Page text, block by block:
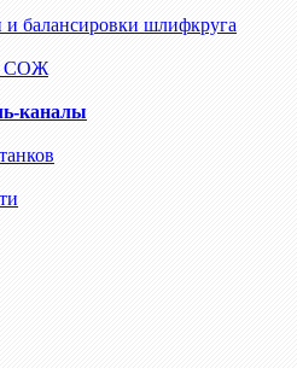
балансировки шлифкруга
СОЖ
каналы